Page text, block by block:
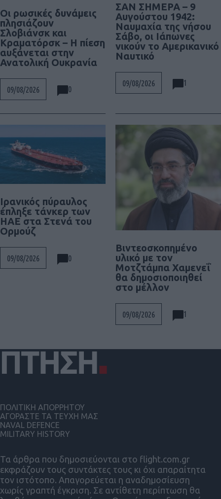
Οι ρωσικές δυνάμεις
πλησιάζουν
Σλοβιάνσκ και
Κραματόρσκ – Η πίεση
αυξάνεται στην
Ανατολική Ουκρανία
09/08/2026 0
ΣΑΝ ΣΗΜΕΡΑ – 9
Αυγούστου 1942:
Ναυμαχία της νήσου
Σάβο, οι Ιάπωνες
νικούν το Αμερικανικό
Ναυτικό
09/08/2026 1
Ιρανικός πύραυλος
έπληξε τάνκερ των
ΗΑΕ στα Στενά του
Ορμούζ
09/08/2026 0
Βιντεοσκοπημένο
υλικό με τον
Μοτζτάμπα Χαμενεΐ
θα δημοσιοποιηθεί
στο μέλλον
09/08/2026 1
Τα άρθρα που δημοσιεύονται στο flight.com.gr
εκφράζουν τους συντάκτες τους κι όχι απαραίτητα
τον ιστότοπο. Απαγορεύεται η αναδημοσίευση
χωρίς γραπτή έγκριση. Σε αντίθετη περίπτωση θα
ΠΟΛΙΤΙΚΗ ΑΠΟΡΡΗΤΟΥ
ΑΓΟΡΑΣΤΕ ΤΑ ΤΕΥΧΗ ΜΑΣ
NAVAL DEFENCE
MILITARY HISTORY